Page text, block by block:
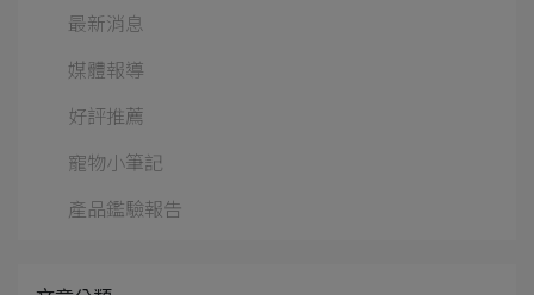
最新消息
媒體報導
好評推薦
寵物小筆記
產品鑑驗報告